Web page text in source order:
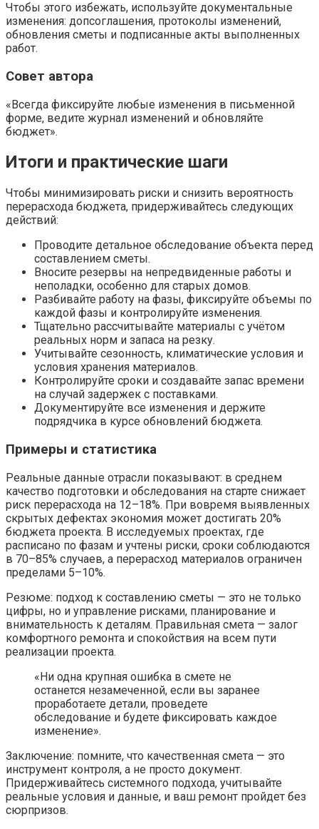
Чтобы этого избежать, используйте документальные
изменения: допсоглашения, протоколы изменений,
обновления сметы и подписанные акты выполненных
работ.
Совет автора
«Всегда фиксируйте любые изменения в письменной
форме, ведите журнал изменений и обновляйте
бюджет».
Итоги и практические шаги
Чтобы минимизировать риски и снизить вероятность
перерасхода бюджета, придерживайтесь следующих
действий:
Проводите детальное обследование объекта перед
составлением сметы.
Вносите резервы на непредвиденные работы и
неполадки, особенно для старых домов.
Разбивайте работу на фазы, фиксируйте объемы по
каждой фазы и контролируйте изменения.
Тщательно рассчитывайте материалы с учётом
реальных норм и запаса на резку.
Учитывайте сезонность, климатические условия и
условия хранения материалов.
Контролируйте сроки и создавайте запас времени
на случай задержек с поставками.
Документируйте все изменения и держите
подрядчика в курсе обновлений бюджета.
Примеры и статистика
Реальные данные отрасли показывают: в среднем
качество подготовки и обследования на старте снижает
риск перерасхода на 12–18%. При вовремя выявленных
скрытых дефектах экономия может достигать 20%
бюджета проекта. В исследуемых проектах, где
расписано по фазам и учтены риски, сроки соблюдаются
в 70–85% случаев, а перерасход материалов ограничен
пределами 5–10%.
Резюме: подход к составлению сметы — это не только
цифры, но и управление рисками, планирование и
внимательность к деталям. Правильная смета — залог
комфортного ремонта и спокойствия на всем пути
реализации проекта.
«Ни одна крупная ошибка в смете не
останется незамеченной, если вы заранее
проработаете детали, проведете
обследование и будете фиксировать каждое
изменение».
Заключение: помните, что качественная смета — это
инструмент контроля, а не просто документ.
Придерживайтесь системного подхода, учитывайте
реальные условия и данные, и ваш ремонт пройдет без
сюрпризов.